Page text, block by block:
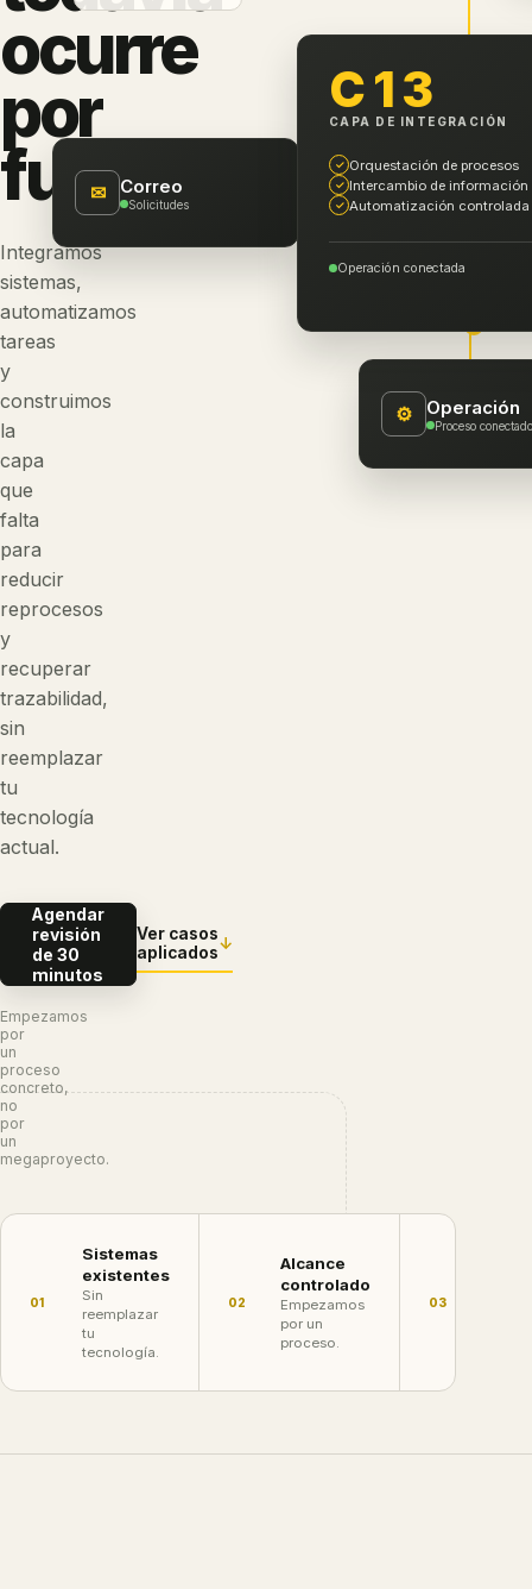
ocurre
por
fuera.
Integramos
sistemas,
automatizamos
tareas
y
construimos
la
capa
que
falta
para
reducir
reprocesos
y
recuperar
trazabilidad,
sin
reemplazar
tu
tecnología
actual.
Agendar
revisión
de 30
minutos
Ver casos
aplicados↓
Empezamos
por
un
proceso
concreto,
no
por
un
megaproyecto.
✉ Correo
Solicitudes
⚙ Operación
Proceso conectado
C13
CAPA DE INTEGRACIÓN
✓ Orquestación de procesos
✓ Intercambio de información
✓ Automatización controlada
Operación conectada
01
Sistemas
existentes
Sin
reemplazar
tu
tecnología.
02
Alcance
controlado
Empezamos
por un
proceso.
03